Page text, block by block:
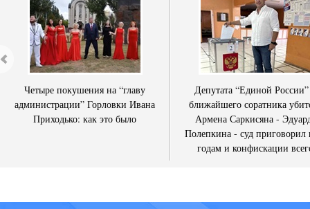
Четыре покушения на “главу
администрации” Горловки Ивана
Приходько: как это было
Депутата “Единой
ближайшего соратника
Армена Саркисяна -
Полепкина - суд приговорил
годам и конфискации